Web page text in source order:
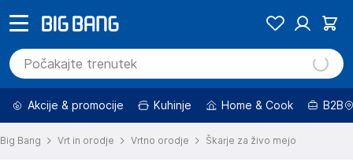
Akcije & promocije Kuhinje Home & Cook B2B
Big Bang Vrt in orodje Vrtno orodje Škarje za živo mejo